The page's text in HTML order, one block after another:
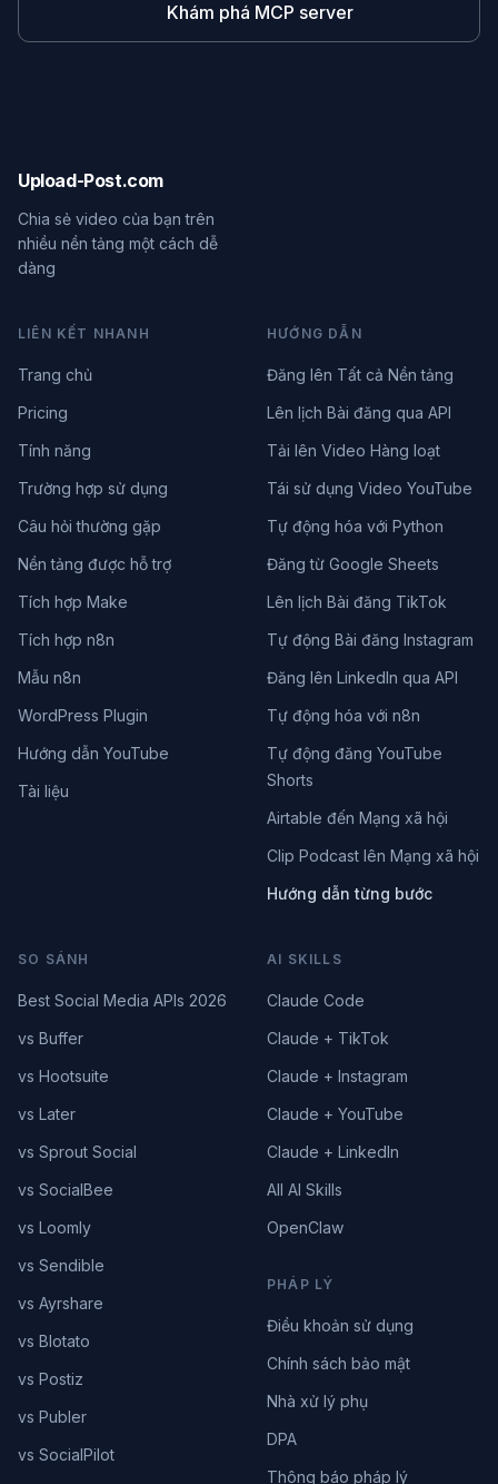
Khám phá MCP server
Upload-Post.com
Chia sẻ video của bạn trên
nhiều nền tảng một cách dễ
dàng
LIÊN KẾT NHANH
Trang chủ
Pricing
Tính năng
Trường hợp sử dụng
Câu hỏi thường gặp
Nền tảng được hỗ trợ
Tích hợp Make
Tích hợp n8n
Mẫu n8n
WordPress Plugin
Hướng dẫn YouTube
Tài liệu
HƯỚNG DẪN
Đăng lên Tất cả Nền tảng
Lên lịch Bài đăng qua API
Tải lên Video Hàng loạt
Tái sử dụng Video YouTube
Tự động hóa với Python
Đăng từ Google Sheets
Lên lịch Bài đăng TikTok
Tự động Bài đăng Instagram
Đăng lên LinkedIn qua API
Tự động hóa với n8n
Tự động đăng YouTube
Shorts
Airtable đến Mạng xã hội
Clip Podcast lên Mạng xã hội
Hướng dẫn từng bước
SO SÁNH
Best Social Media APIs 2026
vs Buffer
vs Hootsuite
vs Later
vs Sprout Social
vs SocialBee
vs Loomly
vs Sendible
vs Ayrshare
vs Blotato
vs Postiz
vs Publer
vs SocialPilot
AI SKILLS
Claude Code
Claude + TikTok
Claude + Instagram
Claude + YouTube
Claude + LinkedIn
All AI Skills
OpenClaw
PHÁP LÝ
Điều khoản sử dụng
Chính sách bảo mật
Nhà xử lý phụ
DPA
Thông báo pháp lý